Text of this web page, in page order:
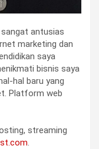
sangat antusias
marketing dan
saya
bisnis saya
hal baru yang
Platform web
streaming
.